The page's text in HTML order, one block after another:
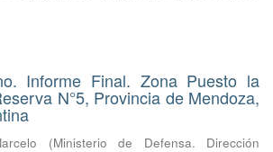
Informe Final. Zona Puesto la
N°5, Provincia de Mendoza,
(Ministerio de Defensa. Dirección